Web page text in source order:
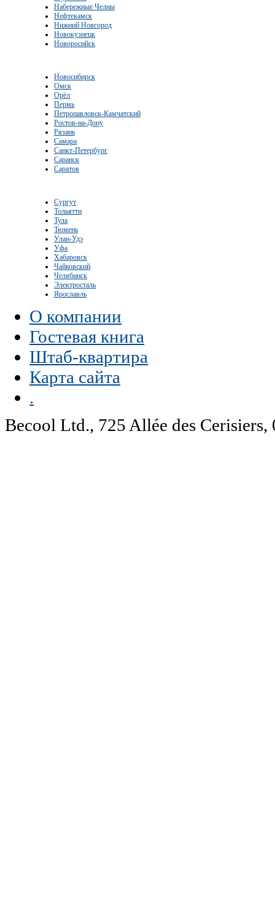
Набережные Челны
Нефтекамск
Нижний Новгород
Новокузнецк
Новоросийск
Новосибирск
Омск
Орёл
Пермь
Петропавловск-Камчатский
Ростов-на-Дону
Рязань
Самара
Санкт-Петербург
Саранск
Саратов
Сургут
Тольятти
Тула
Тюмень
Улан-Удэ
Уфа
Хабаровск
Чайковский
Челябинск
Электросталь
Ярославль
О компании
Гостевая книга
Штаб-квартира
Карта сайта
.
Becool Ltd., 725 Allée des